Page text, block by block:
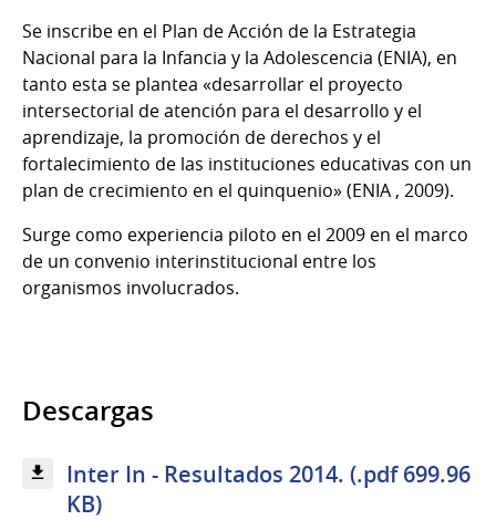
Se inscribe en el Plan de Acción de la Estrategia
Nacional para la Infancia y la Adolescencia (ENIA), en
tanto esta se plantea «desarrollar el proyecto
intersectorial de atención para el desarrollo y el
aprendizaje, la promoción de derechos y el
fortalecimiento de las instituciones educativas con un
plan de crecimiento en el quinquenio» (ENIA , 2009).
Surge como experiencia piloto en el 2009 en el marco
de un convenio interinstitucional entre los
organismos involucrados.
Descargas
Inter In - Resultados 2014. (.pdf 699.96
KB)